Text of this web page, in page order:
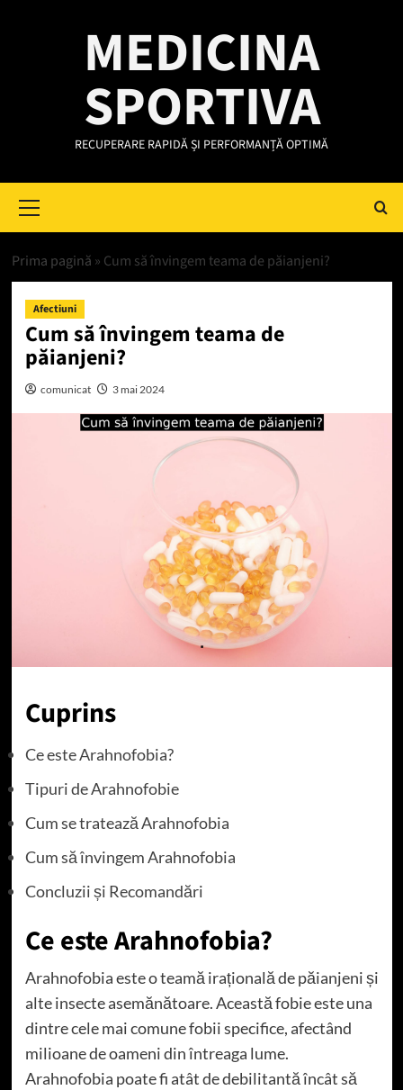
MEDICINA
SPORTIVA
RECUPERARE RAPIDĂ ȘI PERFORMANȚĂ OPTIMĂ
Menu
Prima pagină » Cum să învingem teama de păianjeni?
Afectiuni
Cum să învingem teama de
păianjeni?
comunicat 3 mai 2024
Cuprins
Ce este Arahnofobia?
Tipuri de Arahnofobie
Cum se tratează Arahnofobia
Cum să învingem Arahnofobia
Concluzii și Recomandări
Ce este Arahnofobia?
Arahnofobia este o teamă irațională de păianjeni și
alte insecte asemănătoare. Această fobie este una
dintre cele mai comune fobii specifice, afectând
milioane de oameni din întreaga lume.
Arahnofobia poate fi atât de debilitantă încât să